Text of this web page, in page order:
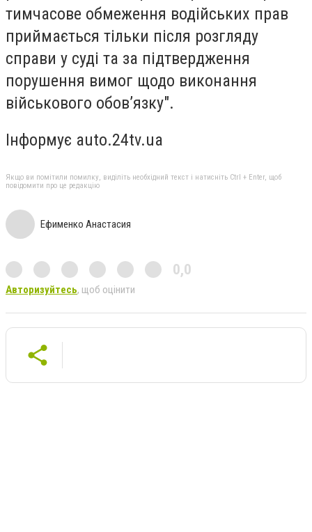
тимчасове обмеження водійських прав
приймається тільки після розгляду
справи у суді та за підтвердження
порушення вимог щодо виконання
військового обов’язку".
Інформує auto.24tv.ua
Якщо ви помітили помилку, виділіть необхідний текст і натисніть Ctrl + Enter, щоб
повідомити про це редакцію
Ефименко Анастасия
0,0
Авторизуйтесь, щоб оцінити